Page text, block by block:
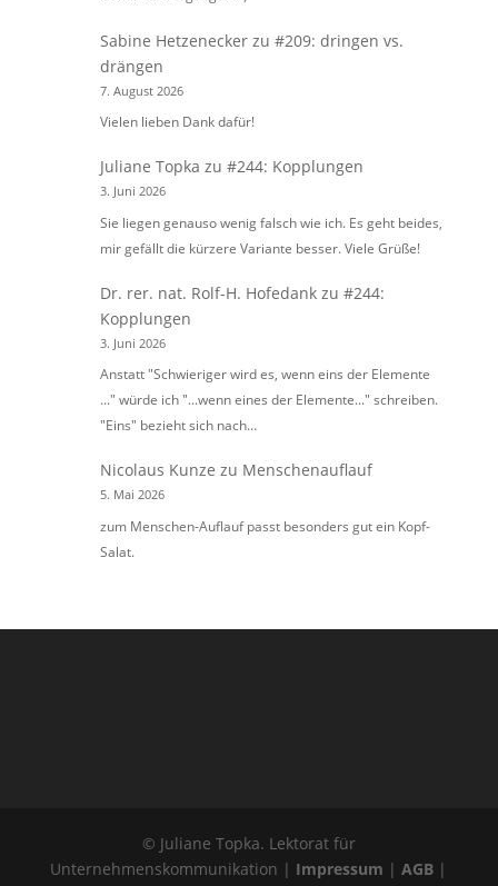
Sabine Hetzenecker zu#209: dringen vs.
drängen
7. August 2026
Vielen lieben Dank dafür!
Juliane Topka zu#244: Kopplungen
3. Juni 2026
Sie liegen genauso wenig falsch wie ich. Es geht beides,
mir gefällt die kürzere Variante besser. Viele Grüße!
Dr. rer. nat. Rolf-H. Hofedank zu#244:
Kopplungen
3. Juni 2026
Anstatt "Schwieriger wird es, wenn eins der Elemente
..." würde ich "...wenn eines der Elemente..." schreiben.
"Eins" bezieht sich nach…
Nicolaus Kunze zu Menschenauflauf
5. Mai 2026
zum Menschen-Auflauf passt besonders gut ein Kopf-
Salat.
© Juliane Topka. Lektorat für
Unternehmenskommunikation | Impressum |AGB |